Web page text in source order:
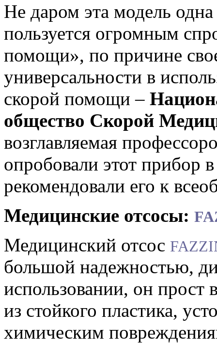
Не даром эта модель
пользуется огромным
помощи», по причине
универсальности в
скорой помощи –
общество Скорой
возглавляемая
опробовали этот прибор
рекомендовали его к
Медицинские отсосы:
Медицинский отсос
большой надежностью,
использовании, он
из стойкого пластика,
химическим